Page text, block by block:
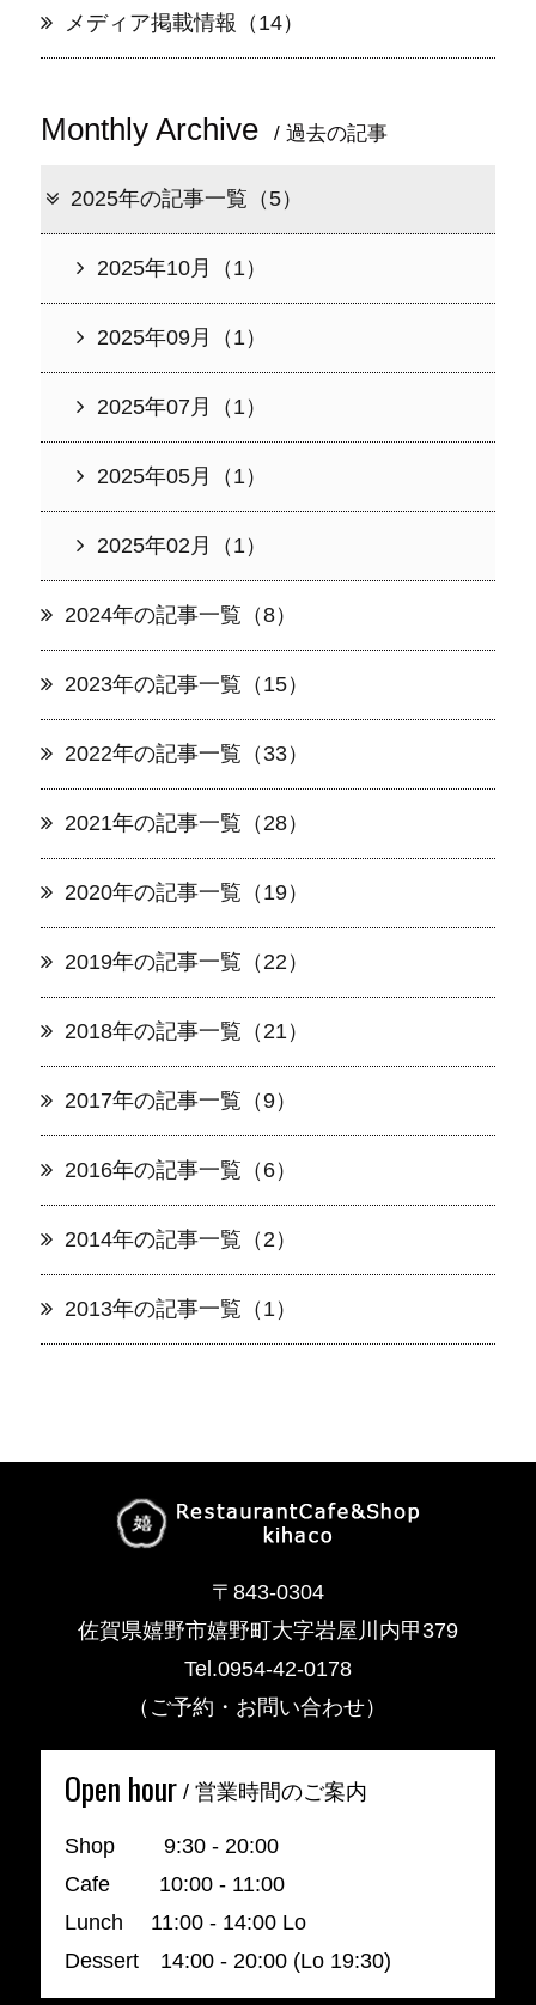
メディア掲載情報（14）
Monthly Archive / 過去の記事
2025年の記事一覧（5）
2025年10月（1）
2025年09月（1）
2025年07月（1）
2025年05月（1）
2025年02月（1）
2024年の記事一覧（8）
2023年の記事一覧（15）
2022年の記事一覧（33）
2021年の記事一覧（28）
2020年の記事一覧（19）
2019年の記事一覧（22）
2018年の記事一覧（21）
2017年の記事一覧（9）
2016年の記事一覧（6）
2014年の記事一覧（2）
2013年の記事一覧（1）
〒843-0304
佐賀県嬉野市嬉野町大字岩屋川内甲379
Tel.0954-42-0178
（ご予約・お問い合わせ）
Open hour / 営業時間のご案内
Shop 9:30 - 20:00
Cafe 10:00 - 11:00
Lunch 11:00 - 14:00 Lo
Dessert 14:00 - 20:00 (Lo 19:30)